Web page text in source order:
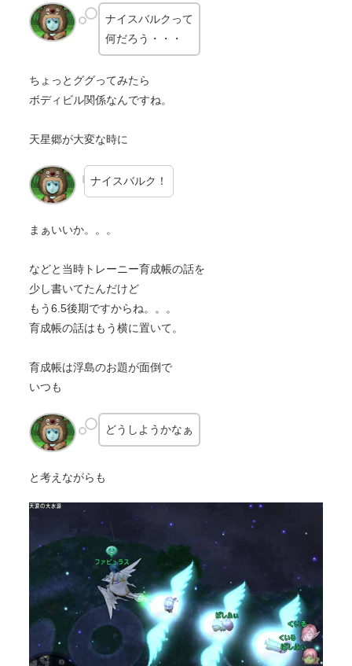
ナイスバルクって
何だろう・・・
ちょっとググってみたら
ボディビル関係なんですね。
天星郷が大変な時に
ナイスバルク！
まぁいいか。。。
などと当時トレーニー育成帳の話を
少し書いてたんだけど
もう6.5後期ですからね。。。
育成帳の話はもう横に置いて。
育成帳は浮島のお題が面倒で
いつも
どうしようかなぁ
と考えながらも